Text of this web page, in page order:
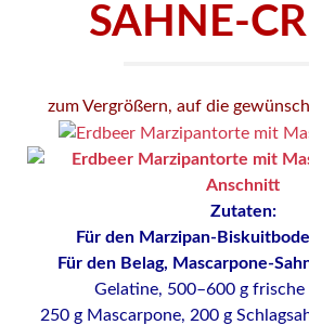
SAHNE-
zum Vergrößern, auf die
Zutaten:
Für den Marzipan-
Für den Belag, Mascarpone-
Gelatine, 500–600 g frische
250 g Mascarpone, 200 g